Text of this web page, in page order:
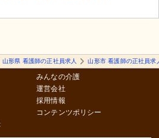
山形県 看護師の正社員求人 山形市 看護師の正社員求
みんなの介護
運営会社
採用情報
コンテンツポリシー